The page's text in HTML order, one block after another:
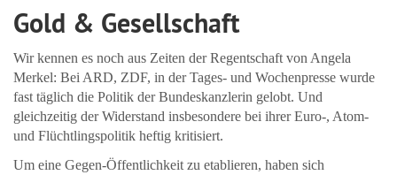
Gold & Gesellschaft
Wir kennen es noch aus Zeiten der Regentschaft von Angela
Merkel: Bei ARD, ZDF, in der Tages- und Wochenpresse wurde
fast täglich die Politik der Bundeskanzlerin gelobt. Und
gleichzeitig der Widerstand insbesondere bei ihrer Euro-, Atom-
und Flüchtlingspolitik heftig kritisiert.
Um eine Gegen-Öffentlichkeit zu etablieren, haben sich